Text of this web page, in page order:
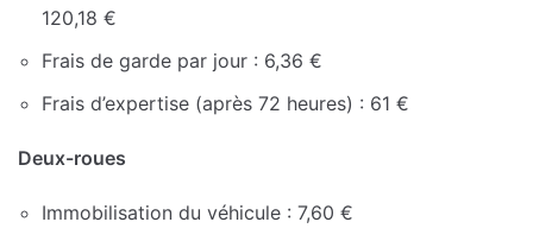
120,18 €
Frais de garde par jour : 6,36 €
Frais d’expertise (après 72 heures) : 61 €
Deux-roues
Immobilisation du véhicule : 7,60 €